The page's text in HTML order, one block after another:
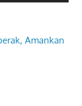
Amankan